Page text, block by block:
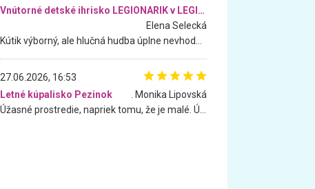
Vnútorné detské ihrisko LEGIONARIK v LEGIA Fitness
Elena Selecká
27.06.2026, 16:53
Letné kúpalisko Pezinok
. Monika Lipovská